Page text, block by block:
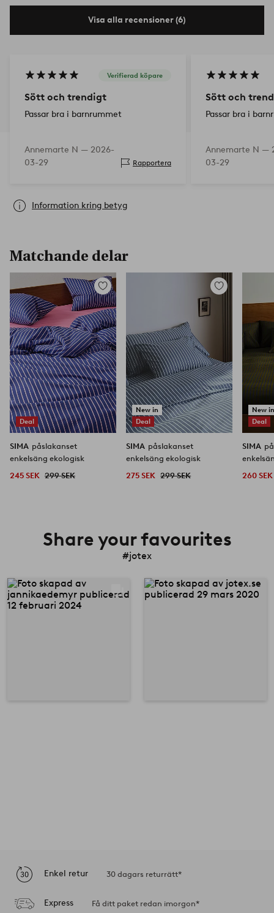
Visa alla recensioner (6)
Verifierad köpare
Sött och trendigt
Passar bra i barnrummet
Annemarte N — 2026-
03-29
Rapportera
Sött och
Passar bra i
Annemarte N —
03-29
Information kring betyg
Matchande delar
Deal
Lägg
till
i
favoriter
SIMA påslakanset
enkelsäng ekologisk
245 SEK 299 SEK
New in
Deal
Lägg
SIMA påslakanset
enkelsäng ekologisk
275 SEK 299 SEK
New
Deal
SIMA
260 SEK
Share your favourites
#jotex
Enkel retur 30 dagars returrätt*
Express Få ditt paket redan imorgon*